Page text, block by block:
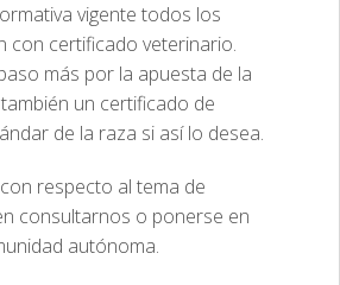
vigente todos los
con certificado veterinario.
más por la apuesta de la
un certificado de
de la raza si así lo desea.
respecto al tema de
consultarnos o ponerse en
autónoma.